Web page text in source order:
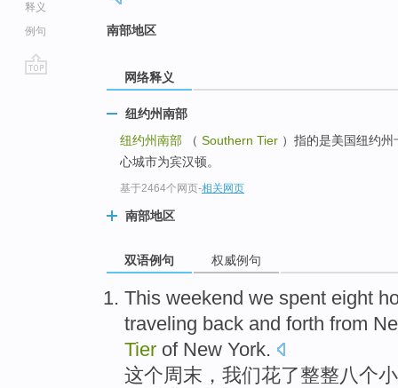
释义
例句
南部地区
网络释义
纽约州南部
纽约州南部 （ Southern Tier ）指的是美国纽约
心城市为宾汉顿。
基于2464个网页-相关网页
南部地区
双语例句 权威例句
This weekend we spent eight
traveling back and forth from
Tier of New York.
这个周末 ， 我们花了整整八个